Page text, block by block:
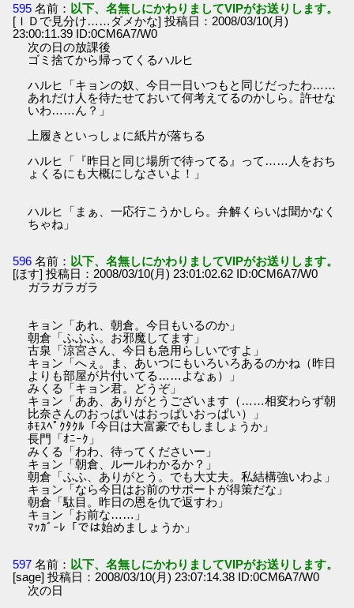
595 名前： 以下、名無しにかわりましてVIPがお送りします。
[ＩＤで見分け……ダメかな] 投稿日：2008/03/10(月)
23:00:11.39 ID:0CM6A7/W0
次の日の放課後
ゴミ捨てから帰ってくるハルヒ
ハルヒ「キョンの奴、今日一日いつもと同じだったわ……
あれだけ人を待たせておいて何考えてるのかしら。許せな
いわ……ん？」
上履きといっしょに紙片が落ちる
ハルヒ「『昨日と同じ場所で待ってる』って……人をおち
ょくるにも大概にしなさいよ！」
ハルヒ「まぁ、一応行こうかしら。弁解くらいは聞かなく
ちゃね」
596 名前： 以下、名無しにかわりましてVIPがお送りします。
[ほす] 投稿日：2008/03/10(月) 23:01:02.62 ID:0CM6A7/W0
ガラガラガラ
キョン「あれ、朝倉。今日もいるのか」
朝倉「ふふふ。お邪魔してます」
古泉「涼宮さん、今日も急用らしいですよ」
キョン「へぇ。ま、あいつにもいろいろあるのかね（昨日
よりも部屋が片付いてる……よなぁ）」
みくる「キョン君。どうぞ」
キョン「ああ、ありがとうございます（……相変わらず朝
比奈さんのおっぱいはおっぱいおっぱい）」
ﾎﾓｽﾍﾟｸﾀｸﾙ「今日は大富豪でもしましょうか」
長門「ｵﾆｰｸ」
みくる「わわ、待ってくださいー」
キョン「朝倉、ルールわかるか？」
朝倉「ふふ、ありがとう。でも大丈夫。私結構強いわよ」
キョン「なら今日はお前のサポートが得策だな」
朝倉「駄目。昨日の恩を仇で返すわ」
キョン「お前な……」
ﾏｯｶﾞｰﾚ「では始めましょうか」
597 名前： 以下、名無しにかわりましてVIPがお送りします。
[sage] 投稿日：2008/03/10(月) 23:07:14.38 ID:0CM6A7/W0
次の日